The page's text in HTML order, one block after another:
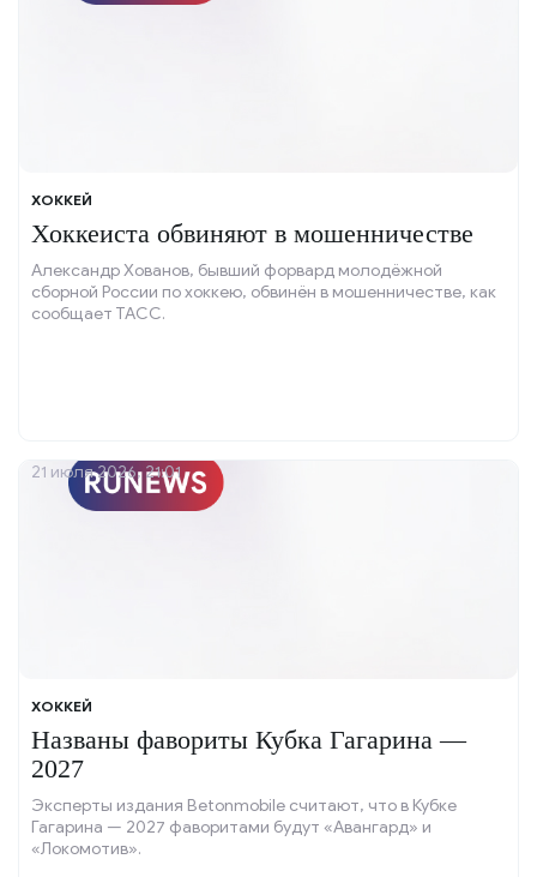
ХОККЕЙ
Хоккеиста обвиняют в мошенничестве
Александр Хованов, бывший форвард молодёжной
сборной России по хоккею, обвинён в мошенничестве, как
сообщает ТАСС.
ХОККЕЙ
Названы фавориты Кубка Гагарина —
2027
Эксперты издания Betonmobile считают, что в Кубке
Гагарина — 2027 фаворитами будут «Авангард» и
«Локомотив».
21 июля 2026, 21:01